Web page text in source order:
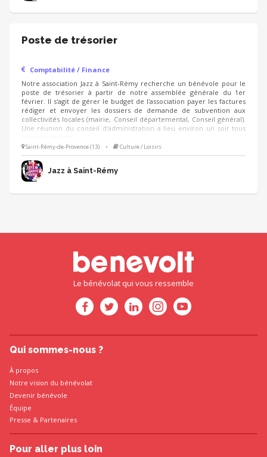
Poste de trésorier
Comptabilité / Finance
Notre association Jazz à Saint-Rémy recherche un bénévole pour le
poste de trésorier à partir de notre assemblée générale du 1er
février. Il s'agit de gérer le budget de l'association payer les factures
rédiger et envoyer les dossiers de demande de subvention aux
collectivités locales (mairie, Conseil départemental, Conseil général).
Une réunion du conseil d'administration a lieu environ un soir tous
Saint-Rémy-de-Provence (13) • Culture / Loisirs
Jazz à Saint-Rémy
Le bénévolat qui vous ressemble
Qui sommes-nous ?
À propos
Notre vision du bénévolat
Devenir bénévole
Équipe
Presse & Partenaires
Pour aller plus loin